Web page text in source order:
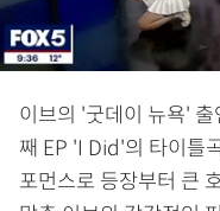
이브의 '굿데이 뉴욕'
째 EP 'I Did'의 타이틀
포먼스로 등장부터 큰